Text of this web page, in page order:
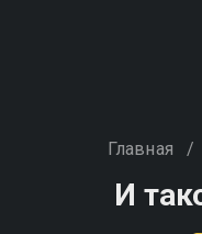
Главная /
И